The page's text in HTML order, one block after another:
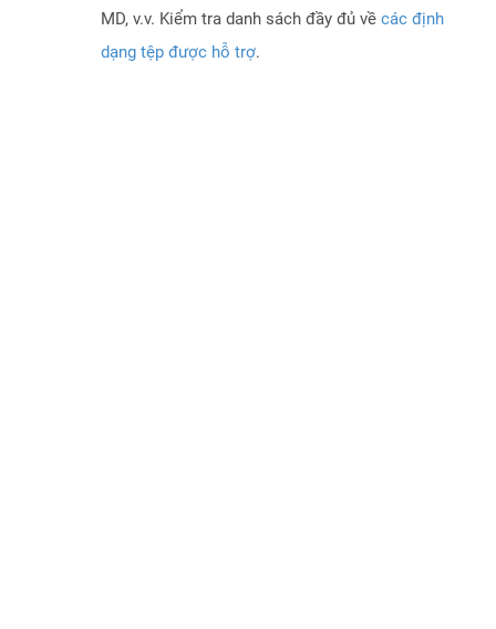
MD, v.v. Kiểm tra danh sách đầy đủ về các định
dạng tệp được hỗ trợ.